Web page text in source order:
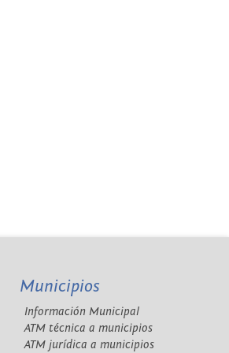
Municipios
Información Municipal
ATM técnica a municipios
ATM jurídica a municipios